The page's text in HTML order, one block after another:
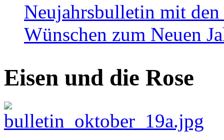
Neujahrsbulletin mit den
Wünschen zum Neuen
Eisen und die Rose